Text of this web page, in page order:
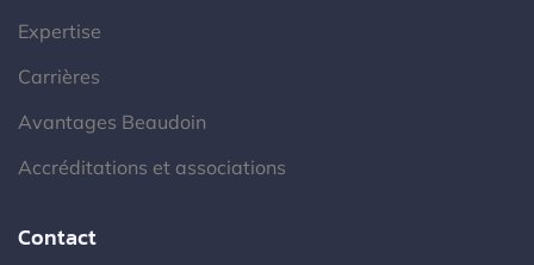
Expertise
Carrières
Avantages Beaudoin
Accréditations et associations
Contact